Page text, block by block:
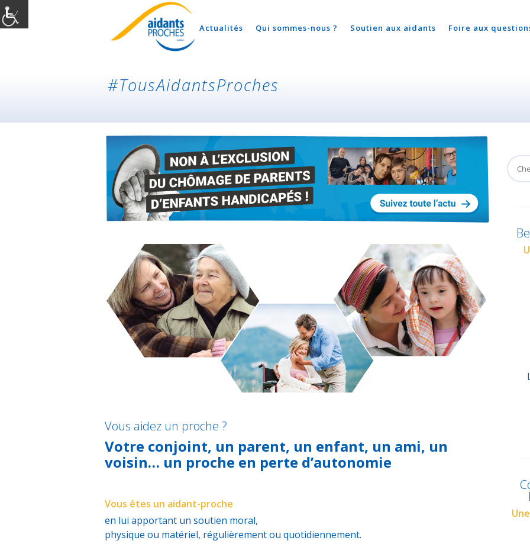
Actualités Qui sommes-nous ? Soutien aux aidants Foire aux
#TousAidantsProches
Vous aidez un proche ?
Votre conjoint, un parent, un enfant, un ami, un
voisin… un proche en perte d’autonomie
Vous êtes un aidant-proche
en lui apportant un soutien moral,
physique ou matériel, régulièrement ou quotidiennement.